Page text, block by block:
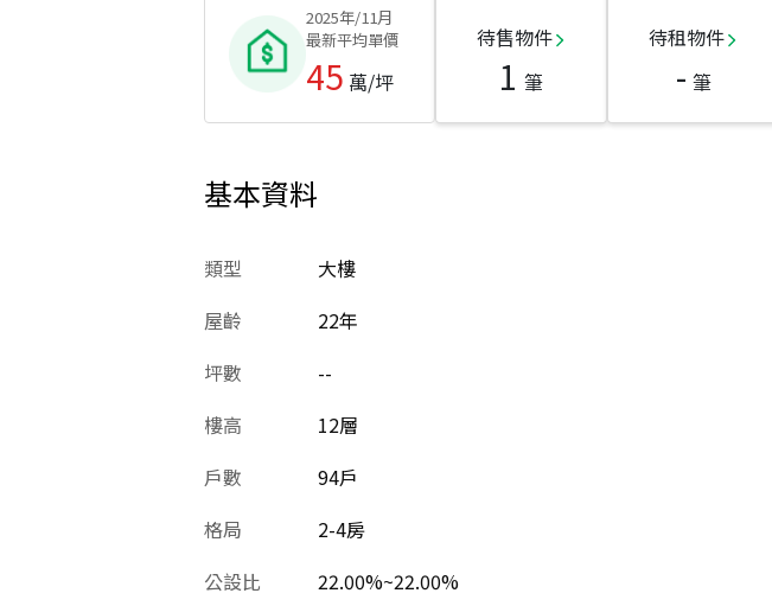
2025年/11月
最新平均單價
45 萬/坪
待售物件
1 筆
待租物件
- 筆
基本資料
類型
大樓
屋齡
22年
坪數
--
樓高
12層
戶數
94戶
格局
2-4房
公設比
22.00%~22.00%